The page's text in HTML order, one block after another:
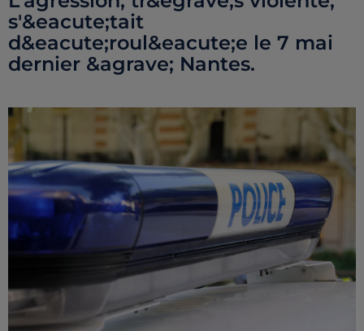
s'&eacute;tait
d&eacute;roul&eacute;e le 7 mai
dernier &agrave; Nantes.